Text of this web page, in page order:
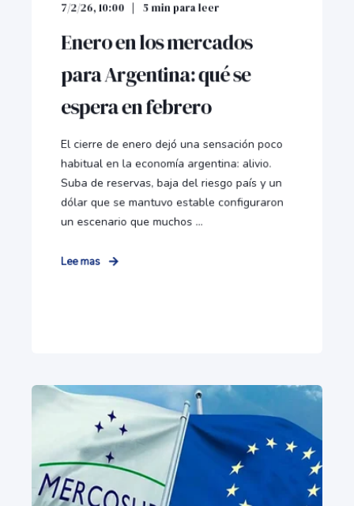
7/2/26, 10:00 5 min para leer
Enero en los mercados
para Argentina: qué se
espera en febrero
El cierre de enero dejó una sensación poco
habitual en la economía argentina: alivio.
Suba de reservas, baja del riesgo país y un
dólar que se mantuvo estable configuraron
un escenario que muchos ...
Lee mas